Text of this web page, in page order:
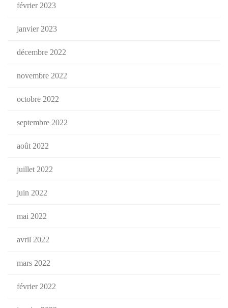
février 2023
janvier 2023
décembre 2022
novembre 2022
octobre 2022
septembre 2022
août 2022
juillet 2022
juin 2022
mai 2022
avril 2022
mars 2022
février 2022